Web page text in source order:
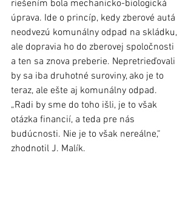
riešením bola mechanicko-biologická
úprava. Ide o princíp, kedy zberové autá
neodvezú komunálny odpad na skládku,
ale dopravia ho do zberovej spoločnosti
a ten sa znova preberie. Nepretrieďovali
by sa iba druhotné suroviny, ako je to
teraz, ale ešte aj komunálny odpad.
„Radi by sme do toho išli, je to však
otázka financií, a teda pre nás
budúcnosti. Nie je to však nereálne,“
zhodnotil J. Malík.